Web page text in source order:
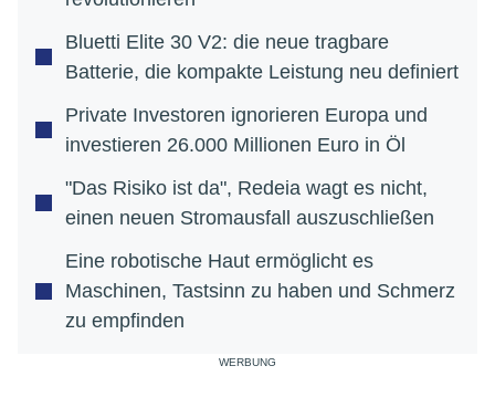
Bluetti Elite 30 V2: die neue tragbare
Batterie, die kompakte Leistung neu definiert
Private Investoren ignorieren Europa und
investieren 26.000 Millionen Euro in Öl
"Das Risiko ist da", Redeia wagt es nicht,
einen neuen Stromausfall auszuschließen
Eine robotische Haut ermöglicht es
Maschinen, Tastsinn zu haben und Schmerz
zu empfinden